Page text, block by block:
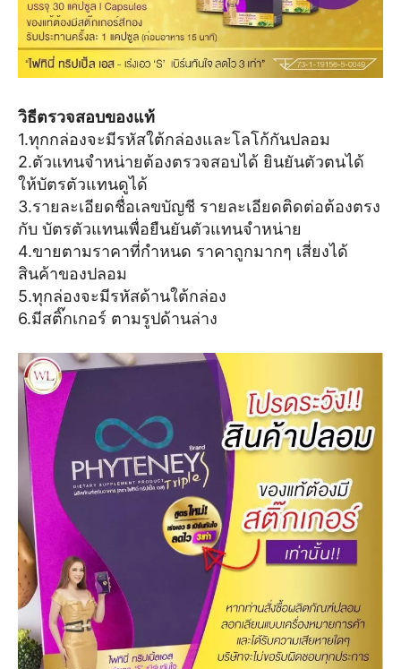
วิธีตรวจสอบของแท้
1.ทุกกล่องจะมีรหัสใต้กล่องและโลโก้กันปลอม
2.ตัวแทนจำหน่ายต้องตรวจสอบได้ ยินยันตัวตนได้
ให้บัตรตัวแทนดูได้
3.รายละเอียดชื่อเลขบัญชี รายละเอียดติดต่อต้องตรง
กับ บัตรตัวแทนเพื่อยืนยันตัวแทนจำหน่าย
4.ขายตามราคาที่กำหนด ราคาถูกมากๆ เสี่ยงได้
สินค้าของปลอม
5.ทุกล่องจะมีรหัสด้านใต้กล่อง
6.มีสติ๊กเกอร์ ตามรูปด้านล่าง